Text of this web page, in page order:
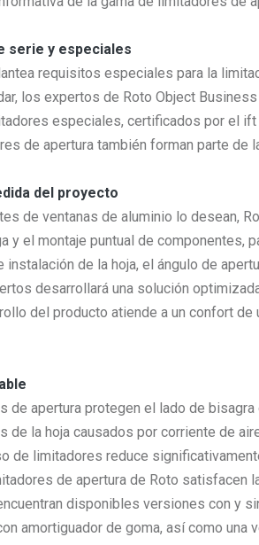
serie y especiales
requisitos especiales para la
los expertos de Roto Object
especiales, certificados por el ift
de apertura también forman parte de
del proyecto
de ventanas de aluminio lo desean,
y el montaje puntual de componentes,
instalación de la hoja, el ángulo de
desarrollará una solución
del producto atiende a un confort
de apertura protegen el lado de
de la hoja causados por corriente de
de limitadores reduce
de apertura de Roto satisfacen
disponibles versiones con y
amortiguador de goma, así como